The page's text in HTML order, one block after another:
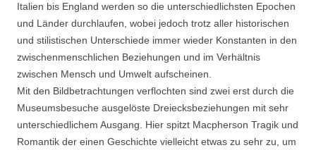
Italien bis England werden so die unterschiedlichsten Epochen
und Länder durchlaufen, wobei jedoch trotz aller historischen
und stilistischen Unterschiede immer wieder Konstanten in den
zwischenmenschlichen Beziehungen und im Verhältnis
zwischen Mensch und Umwelt aufscheinen.
Mit den Bildbetrachtungen verflochten sind zwei erst durch die
Museumsbesuche ausgelöste Dreiecksbeziehungen mit sehr
unterschiedlichem Ausgang. Hier spitzt Macpherson Tragik und
Romantik der einen Geschichte vielleicht etwas zu sehr zu, um